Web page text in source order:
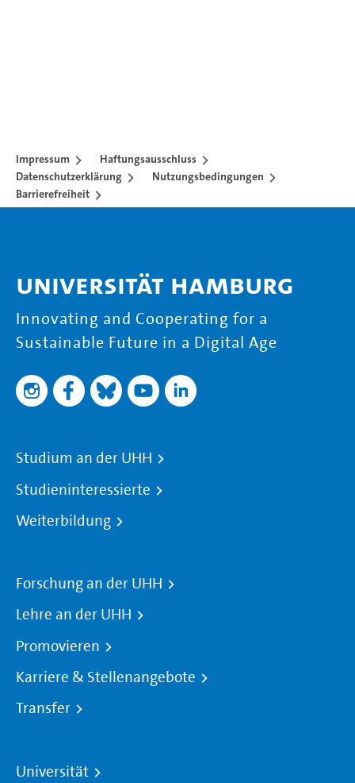
Impressum
Haftungsausschluss
Datenschutzerklärung
Nutzungsbedingungen
Barrierefreiheit
Universität Hamburg
Innovating and Cooperating for a
Sustainable Future in a Digital Age
Studium an der UHH
Studieninteressierte
Weiterbildung
Forschung an der UHH
Lehre an der UHH
Promovieren
Karriere & Stellenangebote
Transfer
Universität